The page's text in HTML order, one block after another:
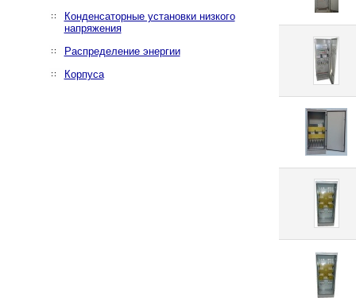
Конденсаторные установки низкого
напряжения
Распределение энергии
Корпуса